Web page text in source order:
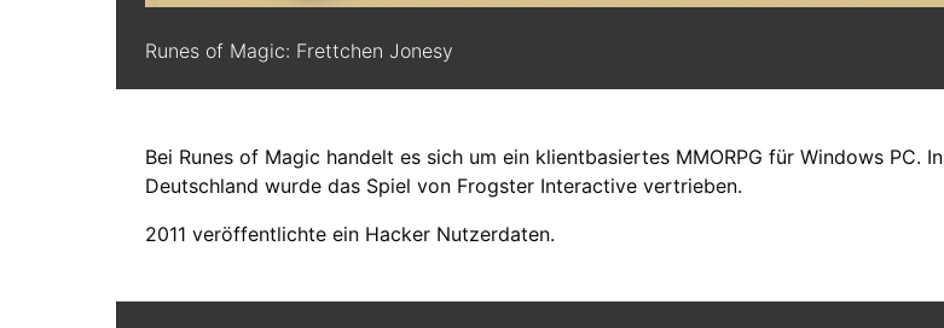
Runes of Magic: Frettchen Jonesy
Bei Runes of Magic handelt es sich um ein klientbasiertes MMORPG für Windows PC. In
Deutschland wurde das Spiel von Frogster Interactive vertrieben.
2011 veröffentlichte ein Hacker Nutzerdaten.